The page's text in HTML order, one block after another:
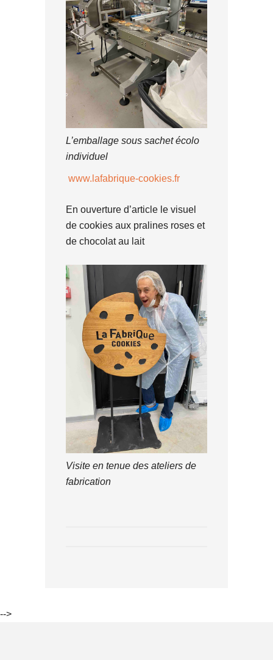
L’emballage sous sachet écolo
individuel
www.lafabrique-cookies.fr
En ouverture d’article le visuel
de cookies aux pralines roses et
de chocolat au lait
Visite en tenue des ateliers de
fabrication
-->